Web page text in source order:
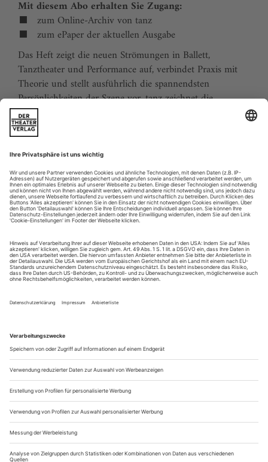
Mit diesem Abo erhalten Sie Zugang:
zum Online-Archiv von tanz
zum ePaper der aktuellen Ausgabe
Das Heft zeigt die neuen Strömungen in Ballett,
Tanztheater und Performance auf, verbindet Praxis mit
Theorie und stellt ausführlich die spannendsten
Persönlichkeiten der Szene vor. tanz zeichnet die
Traditionen der Tanzgeschichte nach und stellt
zukunftsweisende Ideen vor. Der Kalender ermöglicht
Tanzliebhabern ihre Reiseplanung in Europa. Eine
aktuelle Liste von Auditions und Workshops sowie der
Schulindex sind unverzichtbar für Profis und das
tanzbegeisterte Publikum.
tanz erscheint zwölf mal im Jahr incl. Doppelheft und
Jahrbuch. Sie erhalten Zugang zum Online-Archiv von
tanz und können sowohl das aktuelle ePaper als auch das
ePaper-Archiv über Ihren Account auf www.der-
theaterverlag.de einsehen. Das Abonnement hat eine
Laufzeit von einem Monat und verlängert sich jeweils um
einen weiteren Monat, sofern es nicht vom Kunden auf
der Seite „Mein Konto/Meine Bestellungen“ auf
des erworbenen Bezugszeitraumes automatisch in Kraft.
Aus steuerlichen Gründen abweichende Preise für Käufe
außerhalb Deutschlands (Endpreis vor Auslösen der Bestellung
ersichtlich)
9,99 €